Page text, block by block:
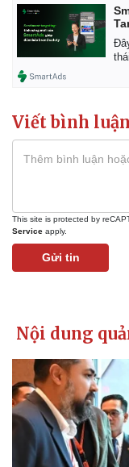
Viết bình luận
This site is protected by
Service apply.
Gửi tin